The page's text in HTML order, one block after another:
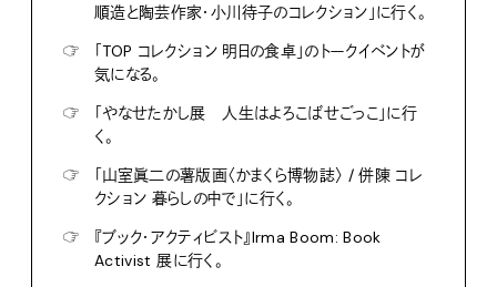
順造と陶芸作家・小川待子のコレクション」に行く。
☞
「TOP コレクション 明日の食卓」のトークイベントが
気になる。
☞
「やなせたかし展 人生はよろこばせごっこ」に行
く。
☞
「山室眞二の薯版画〈かまくら博物誌〉 / 併陳 コレ
クション 暮らしの中で」に行く。
☞
『ブック・アクティビスト』Irma Boom: Book
Activist 展に行く。